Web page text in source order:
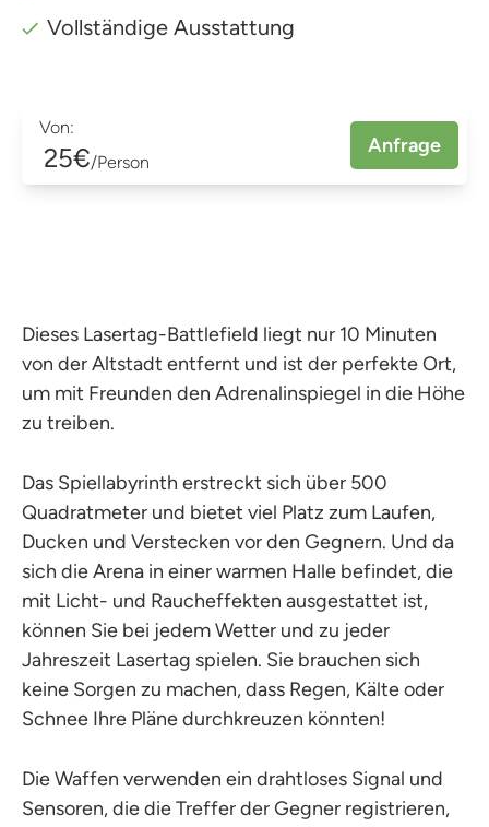
Vollständige Ausstattung
Von:
25€/Person
Anfrage
Dieses Lasertag-Battlefield liegt nur 10 Minuten
von der Altstadt entfernt und ist der perfekte Ort,
um mit Freunden den Adrenalinspiegel in die Höhe
zu treiben.
Das Spiellabyrinth erstreckt sich über 500
Quadratmeter und bietet viel Platz zum Laufen,
Ducken und Verstecken vor den Gegnern. Und da
sich die Arena in einer warmen Halle befindet, die
mit Licht- und Raucheffekten ausgestattet ist,
können Sie bei jedem Wetter und zu jeder
Jahreszeit Lasertag spielen. Sie brauchen sich
keine Sorgen zu machen, dass Regen, Kälte oder
Schnee Ihre Pläne durchkreuzen könnten!
Die Waffen verwenden ein drahtloses Signal und
Sensoren, die die Treffer der Gegner registrieren,